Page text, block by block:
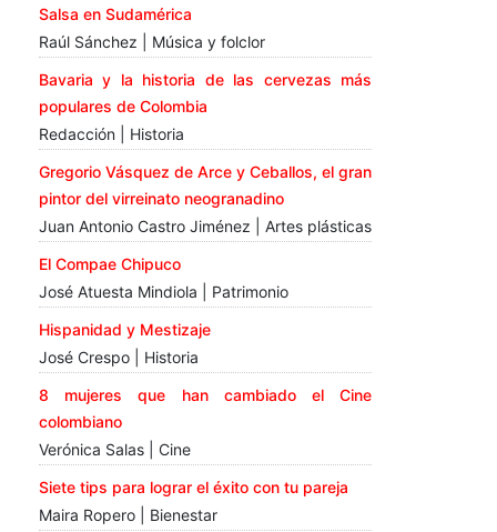
Salsa en Sudamérica
Raúl Sánchez | Música y folclor
Bavaria y la historia de las cervezas más
populares de Colombia
Redacción | Historia
Gregorio Vásquez de Arce y Ceballos, el gran
pintor del virreinato neogranadino
Juan Antonio Castro Jiménez | Artes plásticas
El Compae Chipuco
José Atuesta Mindiola | Patrimonio
Hispanidad y Mestizaje
José Crespo | Historia
8 mujeres que han cambiado el Cine
colombiano
Verónica Salas | Cine
Siete tips para lograr el éxito con tu pareja
Maira Ropero | Bienestar